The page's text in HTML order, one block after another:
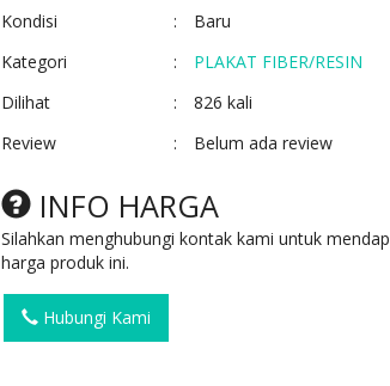
Kondisi
:
Baru
Kategori
:
PLAKAT FIBER/RESIN
Dilihat
:
826 kali
Review
: Belum ada review
INFO HARGA
Silahkan menghubungi kontak kami untuk
harga produk ini.
Hubungi Kami
PLAKAT RESIN FIBER
Ready Stock